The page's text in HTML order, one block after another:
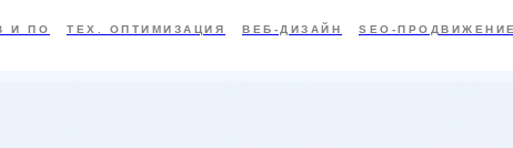
И ПО ТЕХ. ОПТИМИЗАЦИЯ ВЕБ-ДИЗАЙН SEO-ПРОДВИЖЕНИЕ